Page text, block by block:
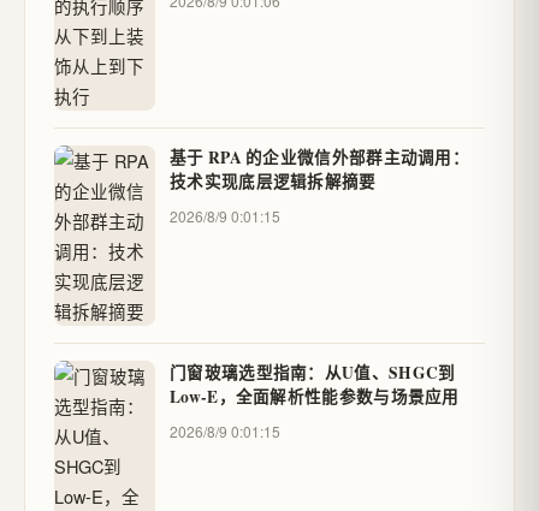
基于 RPA 的企业微信外部群主动调用：
技术实现底层逻辑拆解摘要
2026/8/9 0:01:15
门窗玻璃选型指南：从U值、SHGC到
Low-E，全面解析性能参数与场景应用
2026/8/9 0:01:15